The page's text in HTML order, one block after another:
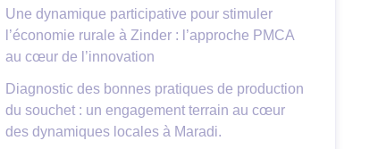
Une dynamique participative pour stimuler
l’économie rurale à Zinder : l’approche PMCA
au cœur de l’innovation
Diagnostic des bonnes pratiques de production
du souchet : un engagement terrain au cœur
des dynamiques locales à Maradi.